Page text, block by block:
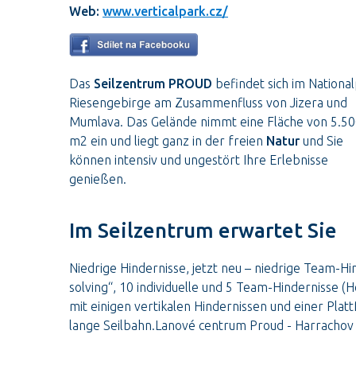
Web: www.verticalpark.cz/
Das Seilzentrum PROUD befindet sich im
Riesengebirge am Zusammenfluss von Jizera und
Mumlava. Das Gelände nimmt eine Fläche von
m2 ein und liegt ganz in der freien Natur und Sie
können intensiv und ungestört Ihre Erlebnisse
genießen.
Im Seilzentrum erwartet Sie
Niedrige Hindernisse, jetzt neu – niedrige Team-
solving“, 10 individuelle und 5 Team-Hindernisse
mit einigen vertikalen Hindernissen und einer
lange Seilbahn.Lanové centrum Proud - Harrachov